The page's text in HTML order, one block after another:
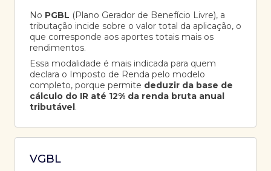
No PGBL (Plano Gerador de Benefício Livre), a
tributação incide sobre o valor total da aplicação, o
que corresponde aos aportes totais mais os
rendimentos.
Essa modalidade é mais indicada para quem
declara o Imposto de Renda pelo modelo
completo, porque permite deduzir da base de
cálculo do IR até 12% da renda bruta anual
tributável.
VGBL